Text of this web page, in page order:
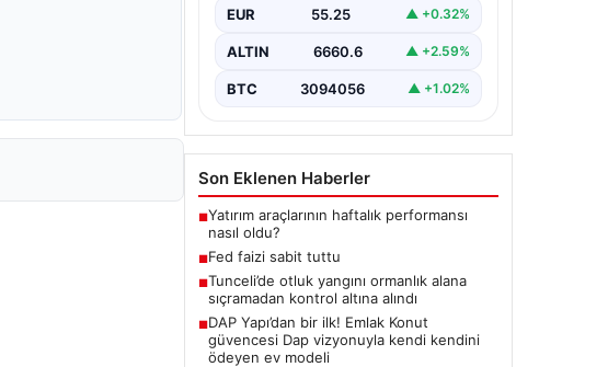
EUR 55.25 ▲ +0.32%
ALTIN 6660.6 ▲ +2.59%
BTC 3094056 ▲ +1.02%
Son Eklenen Haberler
■Yatırım araçlarının haftalık performansı
nasıl oldu?
■Fed faizi sabit tuttu
■Tunceli’de otluk yangını ormanlık alana
sıçramadan kontrol altına alındı
■DAP Yapı’dan bir ilk! Emlak Konut
güvencesi Dap vizyonuyla kendi kendini
ödeyen ev modeli